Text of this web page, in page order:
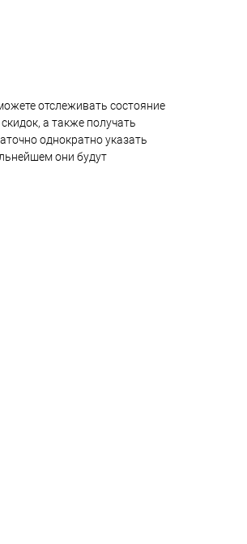
отслеживать состояние
а также получать
однократно указать
они будут